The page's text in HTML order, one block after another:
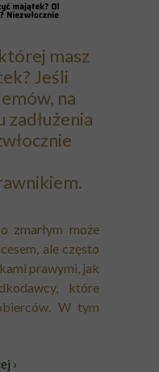
masz
Jeśli
na
zadłużenia
zmarłym może
ale często
prawymi, jak
które
W tym
›